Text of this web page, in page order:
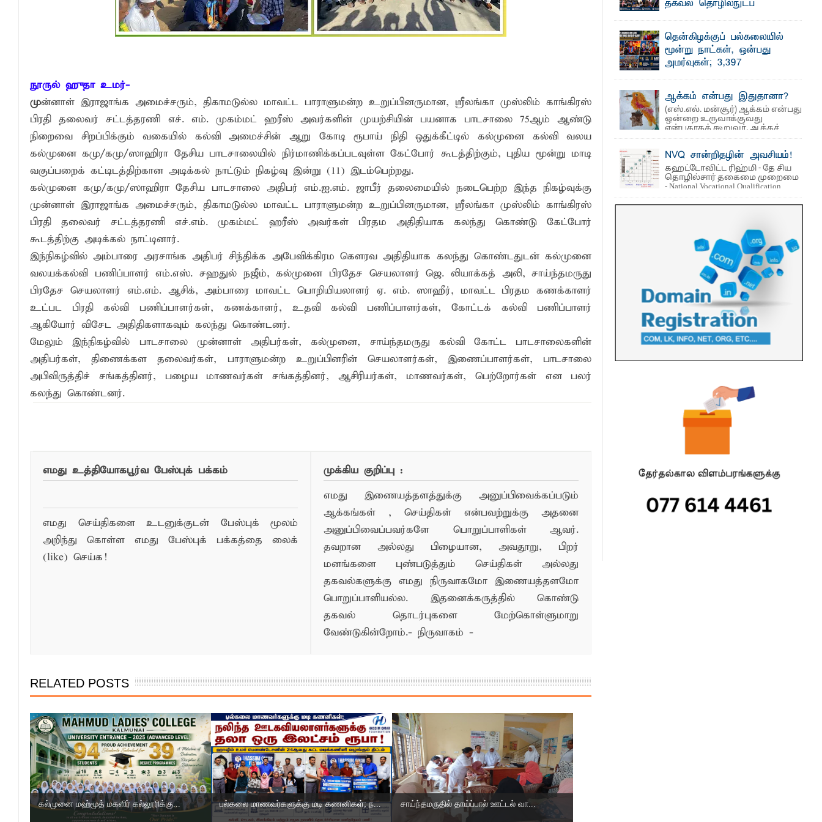
நினைவுப் பதக்கங்கள் மற்றும் சிறப்புப் பரிசுகள்
இலங்கை அஹ்திய்யா பாடசாலைகளின் 75ஆவது ஆண்டு பவள விழா ஏற்பாடுகள் தொடர்பாக அம்பாறை மாவட்டத்தில் ஆலோசனைக் கூட்டம்
சட்டத்தின் ஆட்சியே பொருளாதார நல்வாழ்வின் நுழைவாயில்!
நூருல் ஹுதா உமர்-
முன்னாள் இராஜாங்க அமைச்சரும், திகாமடுல்ல மாவட்ட பாராளுமன்ற உறுப்பினருமான, ஸ்ரீலங்கா முஸ்லிம் காங்கிரஸ்
பிரதி தலைவர் சட்டத்தரணி எச். எம். முகம்மட் ஹரீஸ் அவர்களின் முயற்சியின் பயனாக பாடசாலை 75ஆம் ஆண்டு
நிறைவை சிறப்பிக்கும் வகையில் கல்வி அமைச்சின் ஆறு கோடி ரூபாய் நிதி ஒதுக்கீட்டில் கல்முனை கல்வி வலய
கல்முனை கமு/கமு/ஸாஹிரா தேசிய பாடசாலையில் நிர்மாணிக்கப்படவுள்ள கேட்போர் கூடத்திற்கும், புதிய மூன்று மாடி
வகுப்பறைக் கட்டிடத்திற்கான அடிக்கல் நாட்டும் நிகழ்வு இன்று (11) இடம்பெற்றது.
கல்முனை கமு/கமு/ஸாஹிரா தேசிய பாடசாலை அதிபர் எம்.ஐ.எம். ஜாபீர் தலைமையில் நடைபெற்ற இந்த நிகழ்வுக்கு
முன்னாள் இராஜாங்க அமைச்சரும், திகாமடுல்ல மாவட்ட பாராளுமன்ற உறுப்பினருமான, ஸ்ரீலங்கா முஸ்லிம் காங்கிரஸ்
பிரதி தலைவர் சட்டத்தரணி எச்.எம். முகம்மட் ஹரீஸ் அவர்கள் பிரதம அதிதியாக கலந்து கொண்டு கேட்போர்
கூடத்திற்கு அடிக்கல் நாட்டினார்.
இந்நிகழ்வில் அம்பாரை அரசாங்க அதிபர் சிந்திக்க அபேவிக்கிரம கௌரவ அதிதியாக கலந்து கொண்டதுடன் கல்முனை
வலயக்கல்வி பணிப்பாளர் எம்.எஸ். சஹதுல் நஜீம், கல்முனை பிரதேச செயலாளர் ஜெ. லியாக்கத் அலி, சாய்ந்தமருது
பிரதேச செயலாளர் எம்.எம். ஆசிக், அம்பாரை மாவட்ட பொறியியலாளர் ஏ. எம். ஸாஹீர், மாவட்ட பிரதம கணக்காளர்
உட்பட பிரதி கல்வி பணிப்பாளர்கள், கணக்காளர், உதவி கல்வி பணிப்பாளர்கள், கோட்டக் கல்வி பணிப்பாளர்
ஆகியோர் விசேட அதிதிகளாகவும் கலந்து கொண்டனர்.
மேலும் இந்நிகழ்வில் பாடசாலை முன்னாள் அதிபர்கள், கல்முனை, சாய்ந்தமருது கல்வி கோட்ட பாடசாலைகளின்
அதிபர்கள், திணைக்கள தலைவர்கள், பாராளுமன்ற உறுப்பினரின் செயலாளர்கள், இணைப்பாளர்கள், பாடசாலை
அபிவிருத்திச் சங்கத்தினர், பழைய மாணவர்கள் சங்கத்தினர், ஆசிரியர்கள், மாணவர்கள், பெற்றோர்கள் என பலர்
கலந்து கொண்டனர்.
எமது உத்தியோகபூர்வ பேஸ்புக் பக்கம்
எமது செய்திகளை உடனுக்குடன் பேஸ்புக் மூலம்
அறிந்து கொள்ள எமது பேஸ்புக் பக்கத்தை லைக்
(like) செய்க!
முக்கிய குறிப்பு :
எமது இணையத்தளத்துக்கு அனுப்பிவைக்கப்படும்
ஆக்கங்கள் , செய்திகள் என்பவற்றுக்கு அதனை
அனுப்பிவைப்பவர்களே பொறுப்பாளிகள் ஆவர்.
தவறான அல்லது பிழையான, அவதூறு, பிறர்
மனங்களை புண்படுத்தும் செய்திகள் அல்லது
தகவல்களுக்கு எமது நிருவாகமோ இணையத்தளமோ
பொறுப்பாளியல்ல. இதனைக்கருத்தில் கொண்டு
தகவல் தொடர்புகளை மேற்கொள்ளுமாறு
வேண்டுகின்றோம்.- நிருவாகம் -
RELATED POSTS
கல்முனை மஹ்மூத் மகளிர் கல்லூரிக்கு... பல்கலை மாணவர்களுக்கு மடி கணனிகள்; ந... சாய்ந்தமருதில் தாய்ப்பால் ஊட்டல் வா...
தொடர்பான புதிய சட்டமூலத்தை ...
தகவல் தொழில்நுட்ப
ஆரம்பம்: பன்முகக் கல்வியும் நவீன
தொழில்நுட்பமும் காலத்தின் தேவை –
பீடாதிபதி பேராசிரியர் எம். எம். பாஸில்
தெ ன்கிழக்குப் பல்கலைக்கழகத்தின் கலை
மற்றும் கலாசார பீடத்தின் புவியியல்
தென்கிழக்குப் பல்கலையில்
மூன்று நாட்கள், ஒன்பது
அமர்வுகள்; 3,397
பட்டதாரிகளுக்கு பட்டங்கள் –
சிறந்த மாணவர்களுக்கு
தங்கப்பதக்கங்கள், நினைவுப் பதக்கங்கள்
மற்றும் சிறப்புப் பரிசுகள்
எம்.வை. அமீர்- ஒ லுவிலில் அமைந்துள்ள
தென்கிழக்குப் பல்கலைக்கழகத்தின்
ஆக்கம் என்பது இதுதானா?
(எஸ்.எல். மன்சூர்) ஆக்கம் என்பது
ஒன்றை உருவாக்குவது
என்பதாகக் கூறுவர். ஆக்கச்
சிந்தனை ...
NVQ சான்றிதழின் அவசியம்!
கஹட்டோவிட்ட ரிஹ்மி - தே சிய
தொழில்சார் தகைமை முறைமை
- National Vocational Qualification
(NVQ) ...